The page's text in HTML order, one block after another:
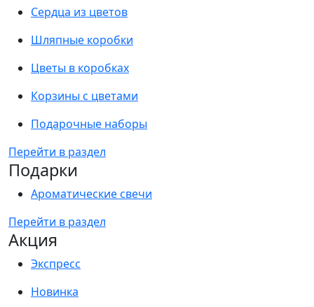
Сердца из цветов
Шляпные коробки
Цветы в коробках
Корзины с цветами
Подарочные наборы
Перейти в раздел
Подарки
Ароматические свечи
Перейти в раздел
Акция
Экспресс
Новинка